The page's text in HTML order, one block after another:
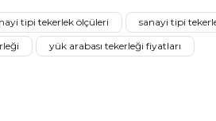
Ürünü
tipi tekerlek ölçüleri sanayi tipi
yük arabası tekerleği fiyatları